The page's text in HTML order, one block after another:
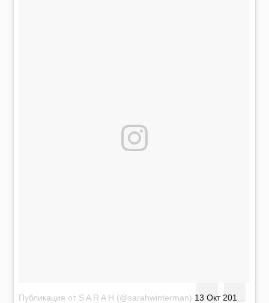
Публикация от S A R A H (@sarahwinterman) 13 Окт 2016 в 5:48 PDT